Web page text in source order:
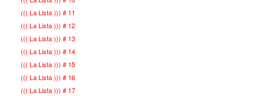
((( La Lista ))) # 11
((( La Lista ))) # 12
((( La Lista ))) # 13
((( La Lista ))) # 14
((( La Lista ))) # 15
((( La Lista ))) # 16
((( La Lista ))) # 17